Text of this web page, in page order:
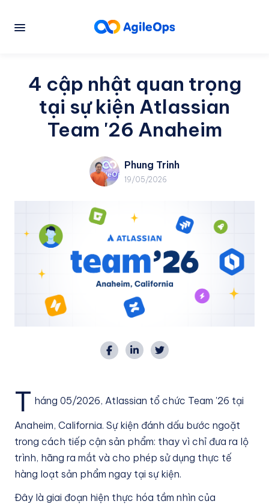
4 cập nhật quan trọng
tại sự kiện Atlassian
Team '26 Anaheim
Phung Trinh
19/05/2026
T háng 05/2026, Atlassian tổ chức Team '26 tại
Anaheim, California. Sự kiện đánh dấu bước ngoặt
trong cách tiếp cận sản phẩm: thay vì chỉ đưa ra lộ
trình, hãng ra mắt và cho phép sử dụng thực tế
hàng loạt sản phẩm ngay tại sự kiện.
Đây là giai đoạn hiện thực hóa tầm nhìn của